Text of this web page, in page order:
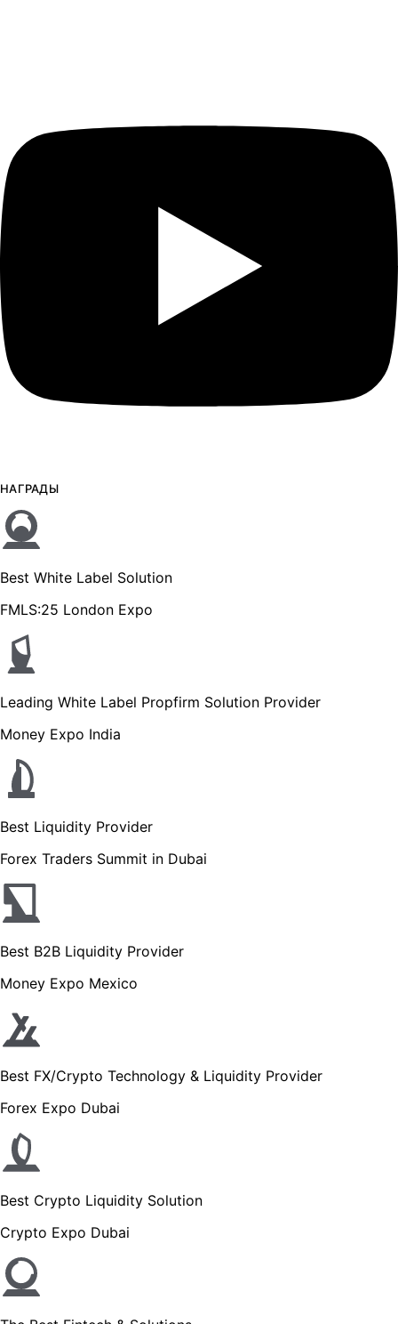
НАГРАДЫ
Best White Label Solution
FMLS:25 London Expo
Leading White Label Propfirm Solution Provider
Money Expo India
Best Liquidity Provider
Forex Traders Summit in Dubai
Best B2B Liquidity Provider
Money Expo Mexico
Best FX/Crypto Technology & Liquidity Provider
Forex Expo Dubai
Best Crypto Liquidity Solution
Crypto Expo Dubai